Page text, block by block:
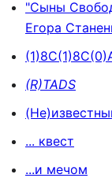
"Сыны
Егора
(R)TADS
... квест
...и мечом